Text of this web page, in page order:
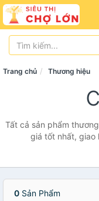
Trang chủ Thương hiệu
Tất cả sản phẩm
giá tốt nhất, giao
0 Sản Phẩm